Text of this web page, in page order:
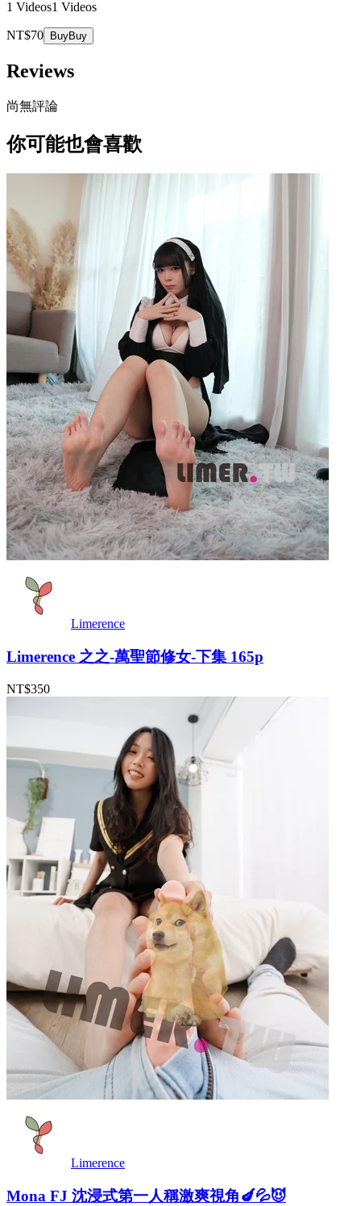
1 Videos1 Videos
NT$70 BuyBuy
Reviews
尚無評論
你可能也會喜歡
Limerence
Limerence 之之-萬聖節修女-下集 165p
NT$350
Limerence
Mona FJ 沈浸式第一人稱激爽視角🍆💦😈